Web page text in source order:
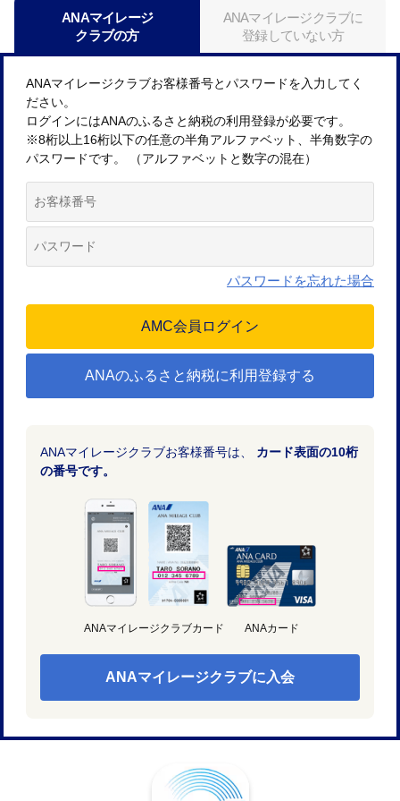
ANAマイレージ
クラブの方
ANAマイレージクラブに
登録していない方
ANAマイレージクラブお客様番号とパスワードを入力してく
ださい。
ログインにはANAのふるさと納税の利用登録が必要です。
※8桁以上16桁以下の任意の半角アルファベット、半角数字の
パスワードです。 （アルファベットと数字の混在）
パスワードを忘れた場合
ANAのふるさと納税に利用登録する
ANAマイレージクラブお客様番号は、 カード表面の10桁
の番号です。
ANAマイレージクラブカード ANAカード
ANAマイレージクラブに入会